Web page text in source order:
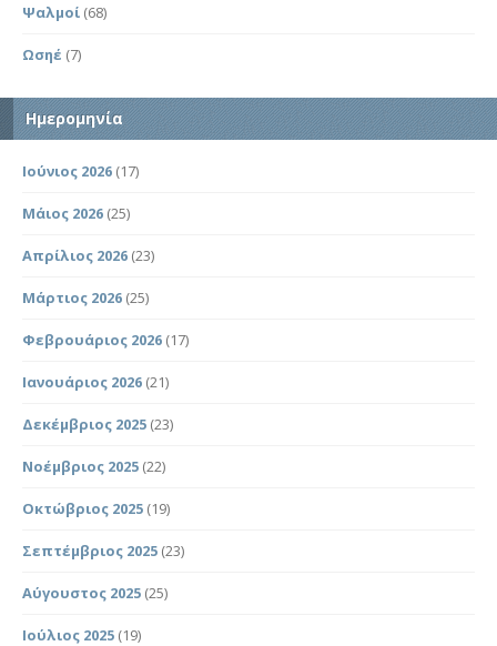
Ψαλμοί (68)
Ωσηέ (7)
Ημερομηνία
Ιούνιος 2026 (17)
Μάιος 2026 (25)
Απρίλιος 2026 (23)
Μάρτιος 2026 (25)
Φεβρουάριος 2026 (17)
Ιανουάριος 2026 (21)
Δεκέμβριος 2025 (23)
Νοέμβριος 2025 (22)
Οκτώβριος 2025 (19)
Σεπτέμβριος 2025 (23)
Αύγουστος 2025 (25)
Ιούλιος 2025 (19)